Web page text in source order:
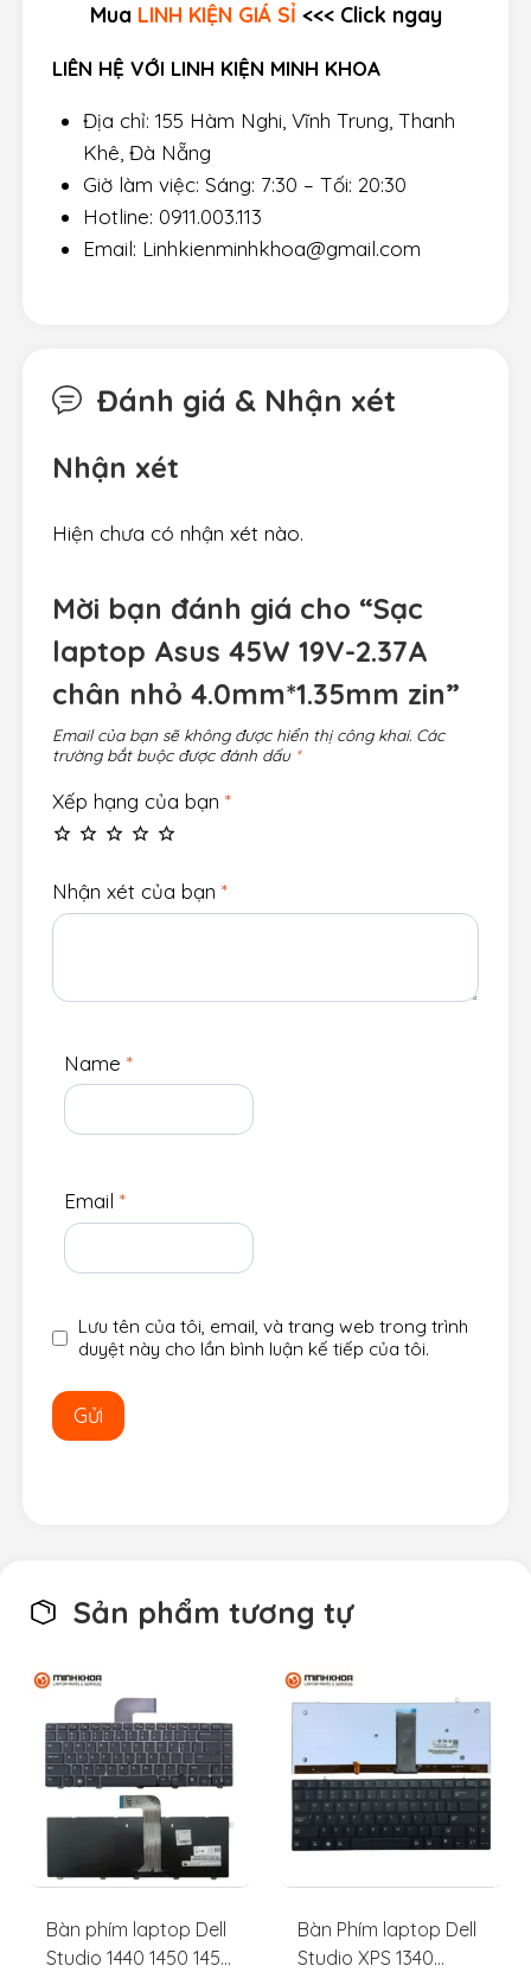
Mua LINH KIỆN GIÁ SỈ <<< Click ngay
LIÊN HỆ VỚI LINH KIỆN MINH KHOA
Địa chỉ: 155 Hàm Nghi, Vĩnh Trung, Thanh
Khê, Đà Nẵng
Giờ làm việc: Sáng: 7:30 – Tối: 20:30
Hotline: 0911.003.113
Email: Linhkienminhkhoa@gmail.com
Đánh giá & Nhận xét
Nhận xét
Hiện chưa có nhận xét nào.
Mời bạn đánh giá cho “Sạc
laptop Asus 45W 19V-2.37A
chân nhỏ 4.0mm*1.35mm zin”
Email của bạn sẽ không được hiển thị công khai. Các
trường bắt buộc được đánh dấu *
Xếp hạng của bạn *
Nhận xét của bạn *
Name *
Email *
Lưu tên của tôi, email, và trang web trong trình
duyệt này cho lần bình luận kế tiếp của tôi.
Sản phẩm tương tự
Bàn phím laptop Dell
Studio 1440 1450 1457
Bàn Phím laptop Dell
Studio XPS 1340